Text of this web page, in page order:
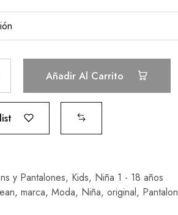
Añadir Al Carrito
y Pantalones, Kids, Niña 1 - 18 años
, marca, Moda, Niña, original, Pantalon